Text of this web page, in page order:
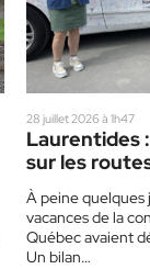
28 juillet 2026 à 1h47
Laurentides
sur les
un corbillard
sensibiliser
À peine quelques
vacances de la
Québec avaient
Un bilan…